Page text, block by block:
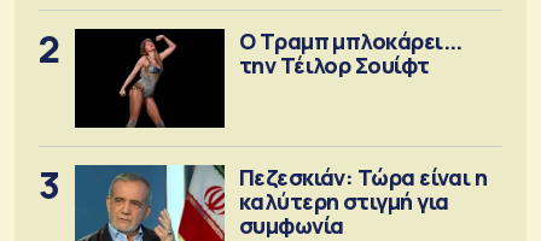
2
Ο Τραμπ μπλοκάρει...
την Τέιλορ Σουίφτ
3
Πεζεσκιάν: Τώρα είναι η
καλύτερη στιγμή για
συμφωνία